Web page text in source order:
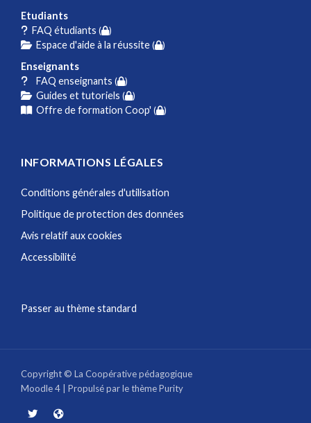
Etudiants
FAQ étudiants ( )
Espace d'aide à la réussite( )
Enseignants
FAQ enseignants ( )
Guides et tutoriels ( )
Offre de formation Coop' ( )
INFORMATIONS LÉGALES
Conditions générales d'utilisation
Politique de protection des données
Avis relatif aux cookies
Accessibilité
Passer au thème standard
Copyright © La Coopérative pédagogique
Moodle 4 | Propulsé par le thèmePurity